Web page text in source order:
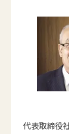
代表取締役